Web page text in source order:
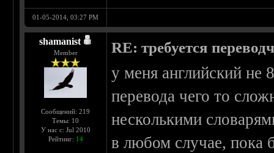
01-05-2014, 03:27 PM
shamanist
Member
Сообщений: 219
Темы: 10
У нас с: Jul 2010
Рейтинг: 14
RE: требуется
у меня английский не
перевода чего то
несколькими
в любом случае, пока